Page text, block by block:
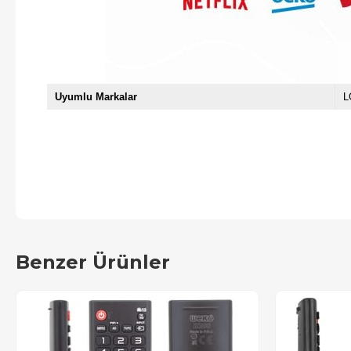
Uyumlu Markalar
Benzer Ürünler